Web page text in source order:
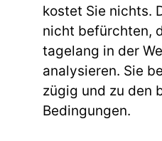
kostet Sie nichts.
nicht befürchten,
tagelang in der
analysieren. Sie
zügig und zu den
Bedingungen.